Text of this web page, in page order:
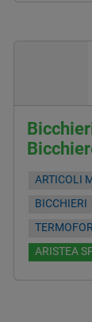
ARTICOLI
BICCHIERI
ARISTEA